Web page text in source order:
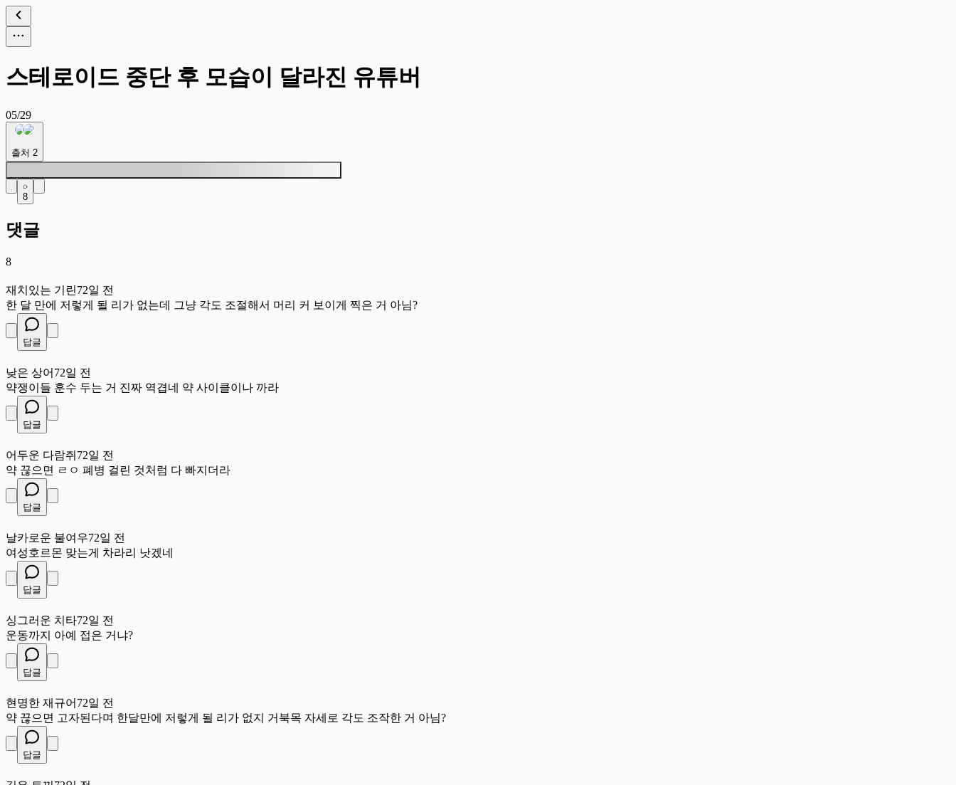
스테로이드 중단 후 모습이 달라진 유튜버
05/29
출처 2
8
댓글
8
재치있는 기린72일 전
한 달 만에 저렇게 될 리가 없는데 그냥 각도 조절해서 머리 커 보이게 찍은 거 아님?
답글
낮은 상어 72일 전
약쟁이들 훈수 두는 거 진짜 역겹네 약 사이클이나 까라
답글
어두운 다람쥐 72일 전
약 끊으면 ㄹㅇ 폐병 걸린 것처럼 다 빠지더라
답글
날카로운 불여우72일 전
여성호르몬 맞는게 차라리 낫겠네
답글
싱그러운 치타72일 전
운동까지 아예 접은 거냐?
답글
현명한 재규어 72일 전
약 끊으면 고자된다며 한달만에 저렇게 될 리가 없지 거북목 자세로 각도 조작한 거 아님?
답글